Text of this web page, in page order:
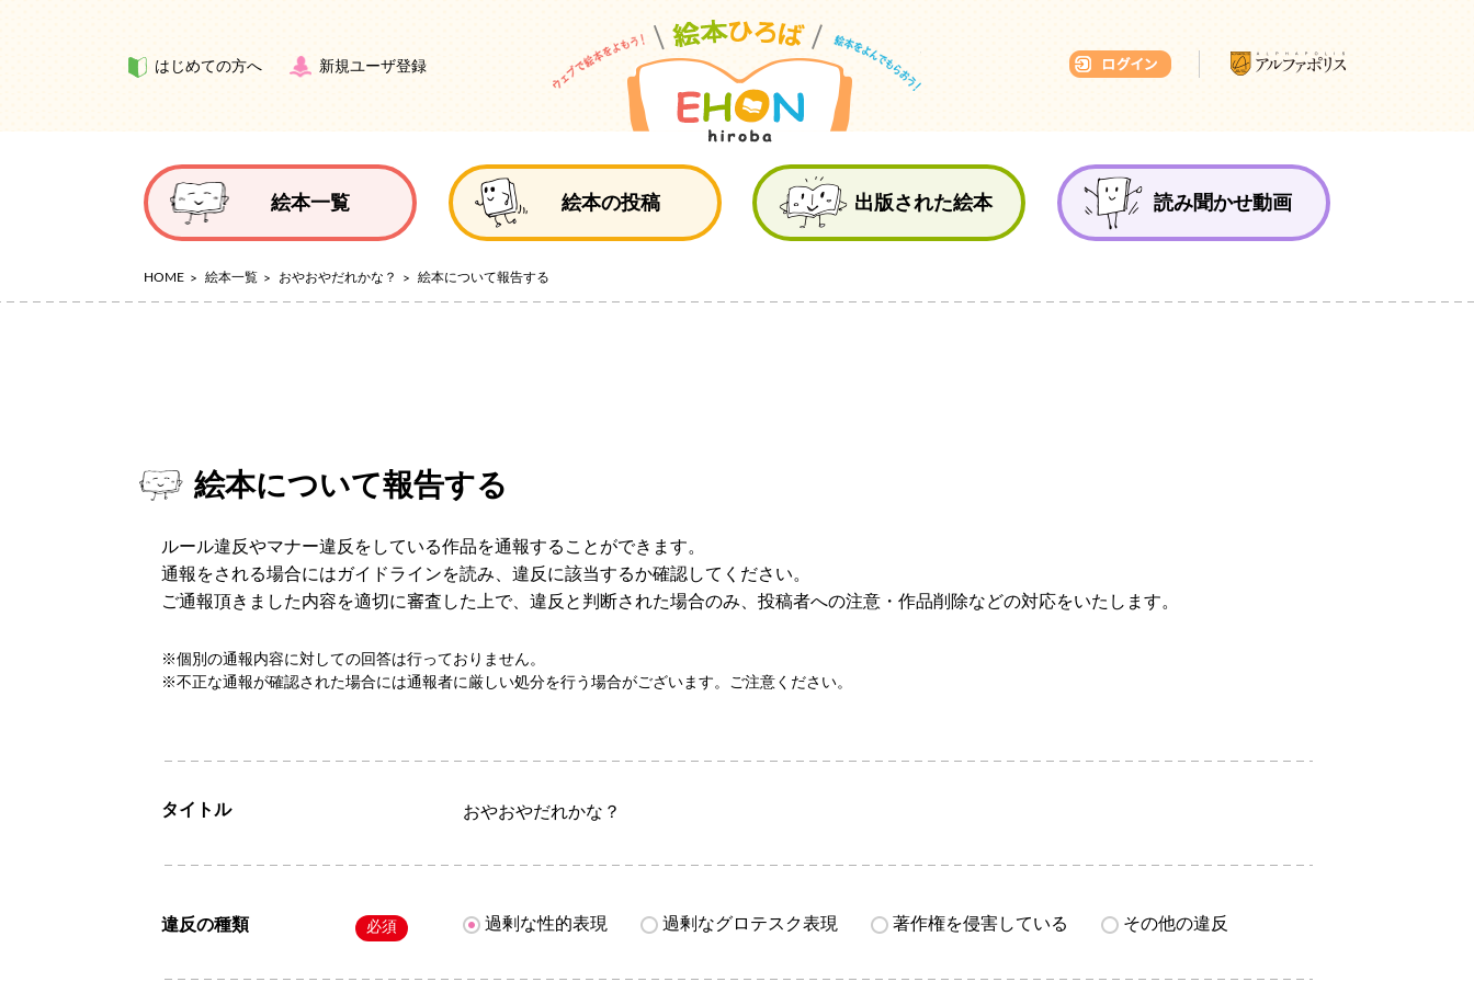
はじめての方へ 新規ユーザ登録
絵本一覧 絵本の投稿 出版された絵本 読み聞かせ動画
HOME 絵本一覧 おやおやだれかな？ 絵本について報告する
絵本について報告する
ルール違反やマナー違反をしている作品を通報することができます。
通報をされる場合にはガイドラインを読み、違反に該当するか確認してください。
ご通報頂きました内容を適切に審査した上で、違反と判断された場合のみ、投稿者への注意・作品削除などの対応をいたします。
※個別の通報内容に対しての回答は行っておりません。
※不正な通報が確認された場合には通報者に厳しい処分を行う場合がございます。ご注意ください。
タイトル おやおやだれかな？
違反の種類 必須 過剰な性的表現 過剰なグロテスク表現 著作権を侵害している その他の違反